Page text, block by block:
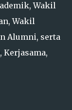
Wakil
Wakil
Alumni, serta
Kerjasama,